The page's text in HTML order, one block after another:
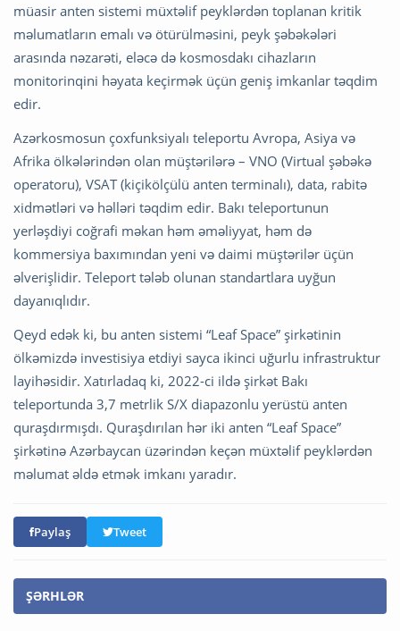
müasir anten sistemi müxtəlif peyklərdən toplanan kritik
məlumatların emalı və ötürülməsini, peyk şəbəkələri
arasında nəzarəti, eləcə də kosmosdakı cihazların
monitorinqini həyata keçirmək üçün geniş imkanlar təqdim
edir.
Azərkosmosun çoxfunksiyalı teleportu Avropa, Asiya və
Afrika ölkələrindən olan müştərilərə – VNO (Virtual şəbəkə
operatoru), VSAT (kiçikölçülü anten terminalı), data, rabitə
xidmətləri və həlləri təqdim edir. Bakı teleportunun
yerləşdiyi coğrafi məkan həm əməliyyat, həm də
kommersiya baxımından yeni və daimi müştərilər üçün
əlverişlidir. Teleport tələb olunan standartlara uyğun
dayanıqlıdır.
Qeyd edək ki, bu anten sistemi “Leaf Space” şirkətinin
ölkəmizdə investisiya etdiyi sayca ikinci uğurlu infrastruktur
layihəsidir. Xatırladaq ki, 2022-ci ildə şirkət Bakı
teleportunda 3,7 metrlik S/X diapazonlu yerüstü anten
quraşdırmışdı. Quraşdırılan hər iki anten “Leaf Space”
şirkətinə Azərbaycan üzərindən keçən müxtəlif peyklərdən
məlumat əldə etmək imkanı yaradır.
Paylaş Tweet
ŞƏRHLƏR